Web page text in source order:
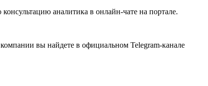
аналитика в онлайн-чате на портале.
вы найдете в официальном Telegram-канале